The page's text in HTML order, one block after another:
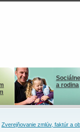
a rodina
Zverejňovanie zmlúv, faktúr a